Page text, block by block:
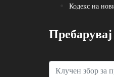
Кодекс на
Пребарувај